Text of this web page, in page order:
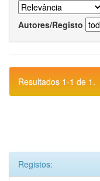
Autores/Registo
Resultados 1-1 de 1.
Registos: